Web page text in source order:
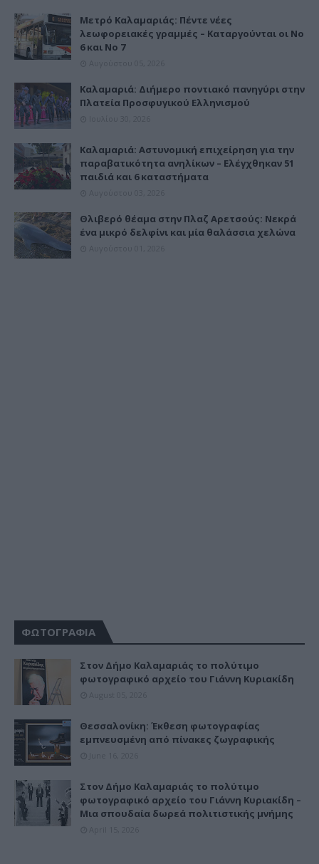
Μετρό Καλαμαριάς: Πέντε νέες
λεωφορειακές γραμμές – Καταργούνται οι Νο
6 και Νο 7
Καλαμαριά: Διήμερο ποντιακό πανηγύρι στην
Πλατεία Προσφυγικού Ελληνισμού
Καλαμαριά: Αστυνομική επιχείρηση για την
παραβατικότητα ανηλίκων – Ελέγχθηκαν 51
παιδιά και 6 καταστήματα
Θλιβερό θέαμα στην Πλαζ Αρετσούς: Νεκρά
ένα μικρό δελφίνι και μία θαλάσσια χελώνα
ΦΩΤΟΓΡΑΦΙΑ
Στον Δήμο Καλαμαριάς το πολύτιμο
φωτογραφικό αρχείο του Γιάννη Κυριακίδη
Θεσσαλονίκη: Έκθεση φωτογραφίας
εμπνευσμένη από πίνακες ζωγραφικής
Στον Δήμο Καλαμαριάς το πολύτιμο
φωτογραφικό αρχείο του Γιάννη Κυριακίδη –
Μια σπουδαία δωρεά πολιτιστικής μνήμης